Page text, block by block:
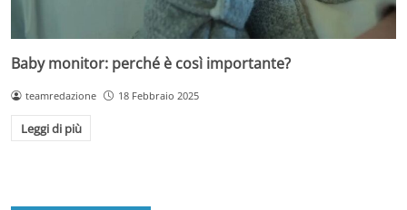
Baby monitor: perché è così importante?
teamredazione 18 Febbraio 2025
Leggi di più